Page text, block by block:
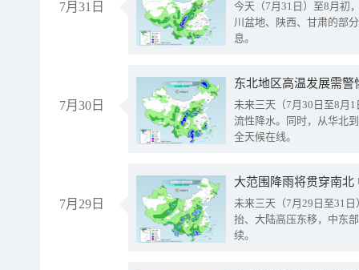
7月31日
今天（7月31日）至8月初
川盆地、陕西、甘肃的部
息。
7月30日
东北地区高温发展需
未来三天（7月30日至8月
流性降水。同时，从华北
全天候在线。
7月29日
大范围降雨将贯穿南
未来三天（7月29日至31
抬、大陆高压东移，中东
续。